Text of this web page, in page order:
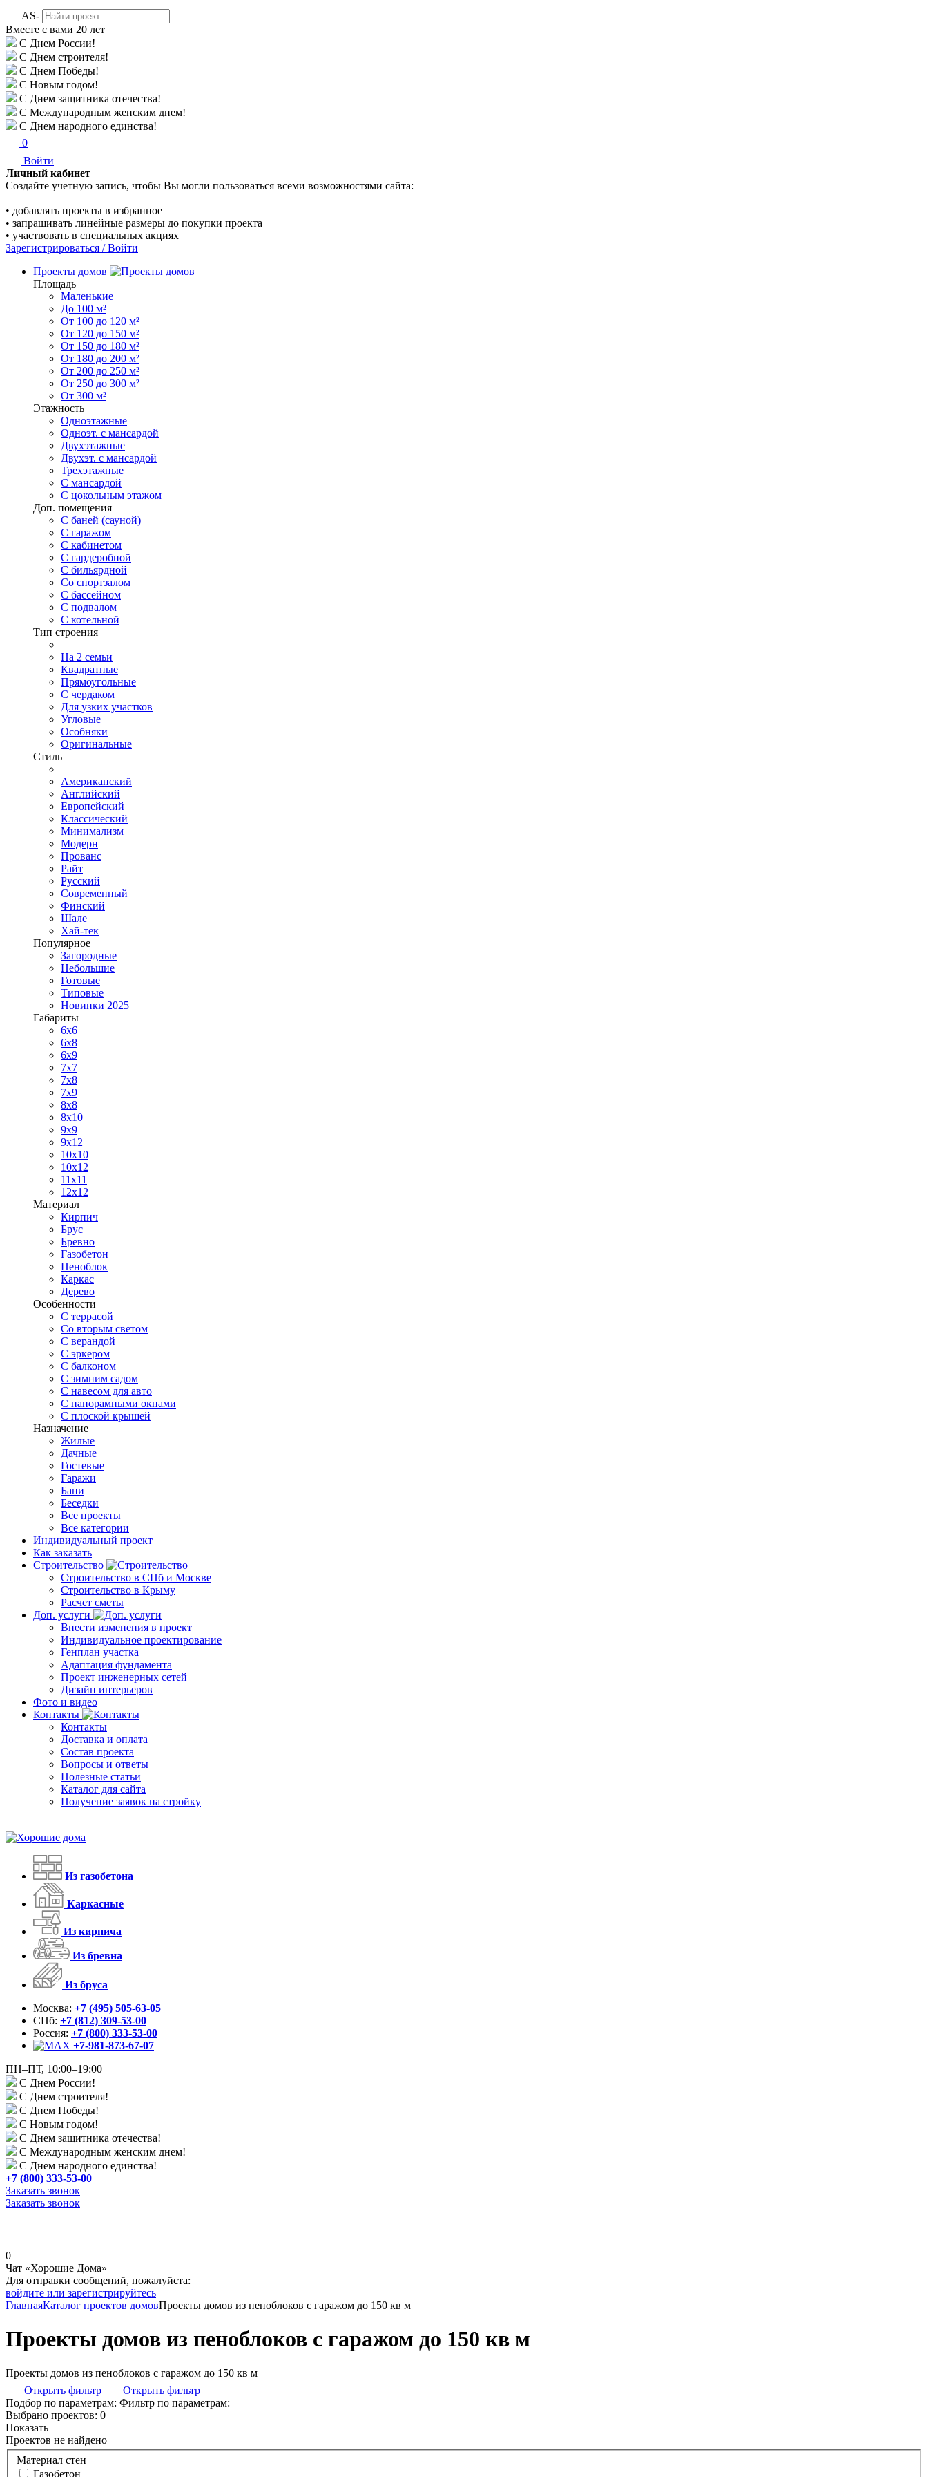
AS-
Вместе с вами 20 лет
С Днем России!
С Днем строителя!
С Днем Победы!
С Новым годом!
С Днем защитника отечества!
С Международным женским днем!
С Днем народного единства!
0
Войти
Личный кабинет
Создайте учетную запись, чтобы Вы могли пользоваться всеми возможностями сайта:
• добавлять проекты в избранное
• запрашивать линейные размеры до покупки проекта
• участвовать в специальных акциях
Зарегистрироваться / Войти
Проекты домов
Площадь
Маленькие
До 100 м²
От 100 до 120 м²
От 120 до 150 м²
От 150 до 180 м²
От 180 до 200 м²
От 200 до 250 м²
От 250 до 300 м²
От 300 м²
Этажность
Одноэтажные
Одноэт. с мансардой
Двухэтажные
Двухэт. с мансардой
Трехэтажные
С мансардой
С цокольным этажом
Доп. помещения
С баней (сауной)
С гаражом
С кабинетом
С гардеробной
С бильярдной
Со спортзалом
С бассейном
С подвалом
С котельной
Тип строения
На 2 семьи
Квадратные
Прямоугольные
С чердаком
Для узких участков
Угловые
Особняки
Оригинальные
Стиль
Американский
Английский
Европейский
Классический
Минимализм
Модерн
Прованс
Райт
Русский
Современный
Финский
Шале
Хай-тек
Популярное
Загородные
Небольшие
Готовые
Типовые
Новинки 2025
Габариты
6x6
6x8
6x9
7x7
7x8
7x9
8x8
8x10
9x9
9x12
10x10
10x12
11x11
12x12
Материал
Кирпич
Брус
Бревно
Газобетон
Пеноблок
Каркас
Дерево
Особенности
С террасой
Со вторым светом
С верандой
С эркером
С балконом
С зимним садом
С навесом для авто
С панорамными окнами
С плоской крышей
Назначение
Жилые
Дачные
Гостевые
Гаражи
Бани
Беседки
Все проекты
Все категории
Индивидуальный проект
Как заказать
Строительство
Строительство в СПб и Москве
Строительство в Крыму
Расчет сметы
Доп. услуги
Внести изменения в проект
Индивидуальное проектирование
Генплан участка
Адаптация фундамента
Проект инженерных сетей
Дизайн интерьеров
Фото и видео
Контакты
Контакты
Доставка и оплата
Состав проекта
Вопросы и ответы
Полезные статьи
Каталог для сайта
Получение заявок на стройку
Из газобетона
Каркасные
Из кирпича
Из бревна
Из бруса
Москва: +7 (495) 505-63-05
СПб: +7 (812) 309-53-00
Россия: +7 (800) 333-53-00
+7-981-873-67-07
ПН–ПТ, 10:00–19:00
С Днем России!
С Днем строителя!
С Днем Победы!
С Новым годом!
С Днем защитника отечества!
С Международным женским днем!
С Днем народного единства!
+7 (800) 333-53-00
Заказать звонок
Заказать звонок
0
Чат «Хорошие Дома»
Для отправки сообщений, пожалуйста:
войдите или зарегистрируйтесь
ГлавнаяКаталог проектов домовПроекты домов из пеноблоков с гаражом до 150 кв м
Проекты домов из пеноблоков с гаражом до 150 кв м
Проекты домов из пеноблоков с гаражом до 150 кв м
Открыть фильтр
Открыть фильтр
Подбор по параметрам: Фильтр по параметрам:
Выбрано проектов: 0
Показать
Проектов не найдено
Материал стен
Газобетон